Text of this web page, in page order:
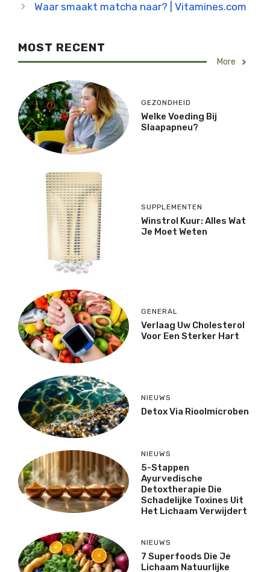
Waar smaakt matcha naar? | Vitamines.com
MOST RECENT
More
GEZONDHEID
Welke Voeding Bij
Slaapapneu?
SUPPLEMENTEN
Winstrol Kuur: Alles Wat
Je Moet Weten
GENERAL
Verlaag Uw Cholesterol
Voor Een Sterker Hart
NIEUWS
Detox Via Rioolmicroben
NIEUWS
5-Stappen
Ayurvedische
Detoxtherapie Die
Schadelijke Toxines Uit
Het Lichaam Verwijdert
NIEUWS
7 Superfoods Die Je
Lichaam Natuurlijke